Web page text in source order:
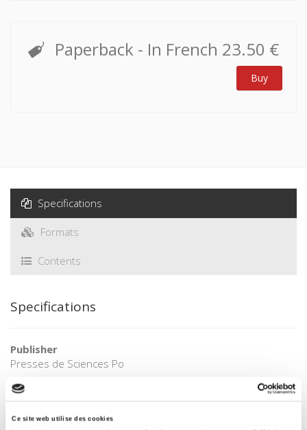
Ce site web utilise des cookies
Paperback - In French 23.50 €
Buy
Specifications
Formats
Contents
Specifications
Publisher
Presses de Sciences Po
Author
Mariette Sineau,Françoise Subileau
Edited by